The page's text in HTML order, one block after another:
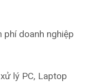
phí doanh nghiệp
lý PC, Laptop